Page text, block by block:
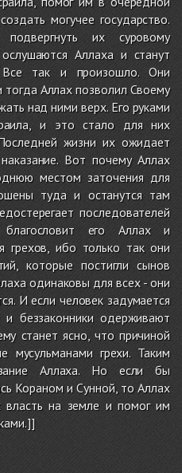
могучее государство.
их суровому
Аллаха и станут
Все так и произошло. Они
тогда Аллах позволил Своему
над ними верх. Его руками
и это стало для них
жизни их ожидает
Вот почему Аллах
местом заточения для
туда и останутся там
последователей
его Аллах и
грехов, ибо только так они
которые постигли сынов
одинаковы для всех - они
И если человек задумается
беззаконники одерживают
станет ясно, что причиной
мусульманами грехи. Таким
Аллаха. Но если бы
Кораном и Сунной, то Аллах
на земле и помог им